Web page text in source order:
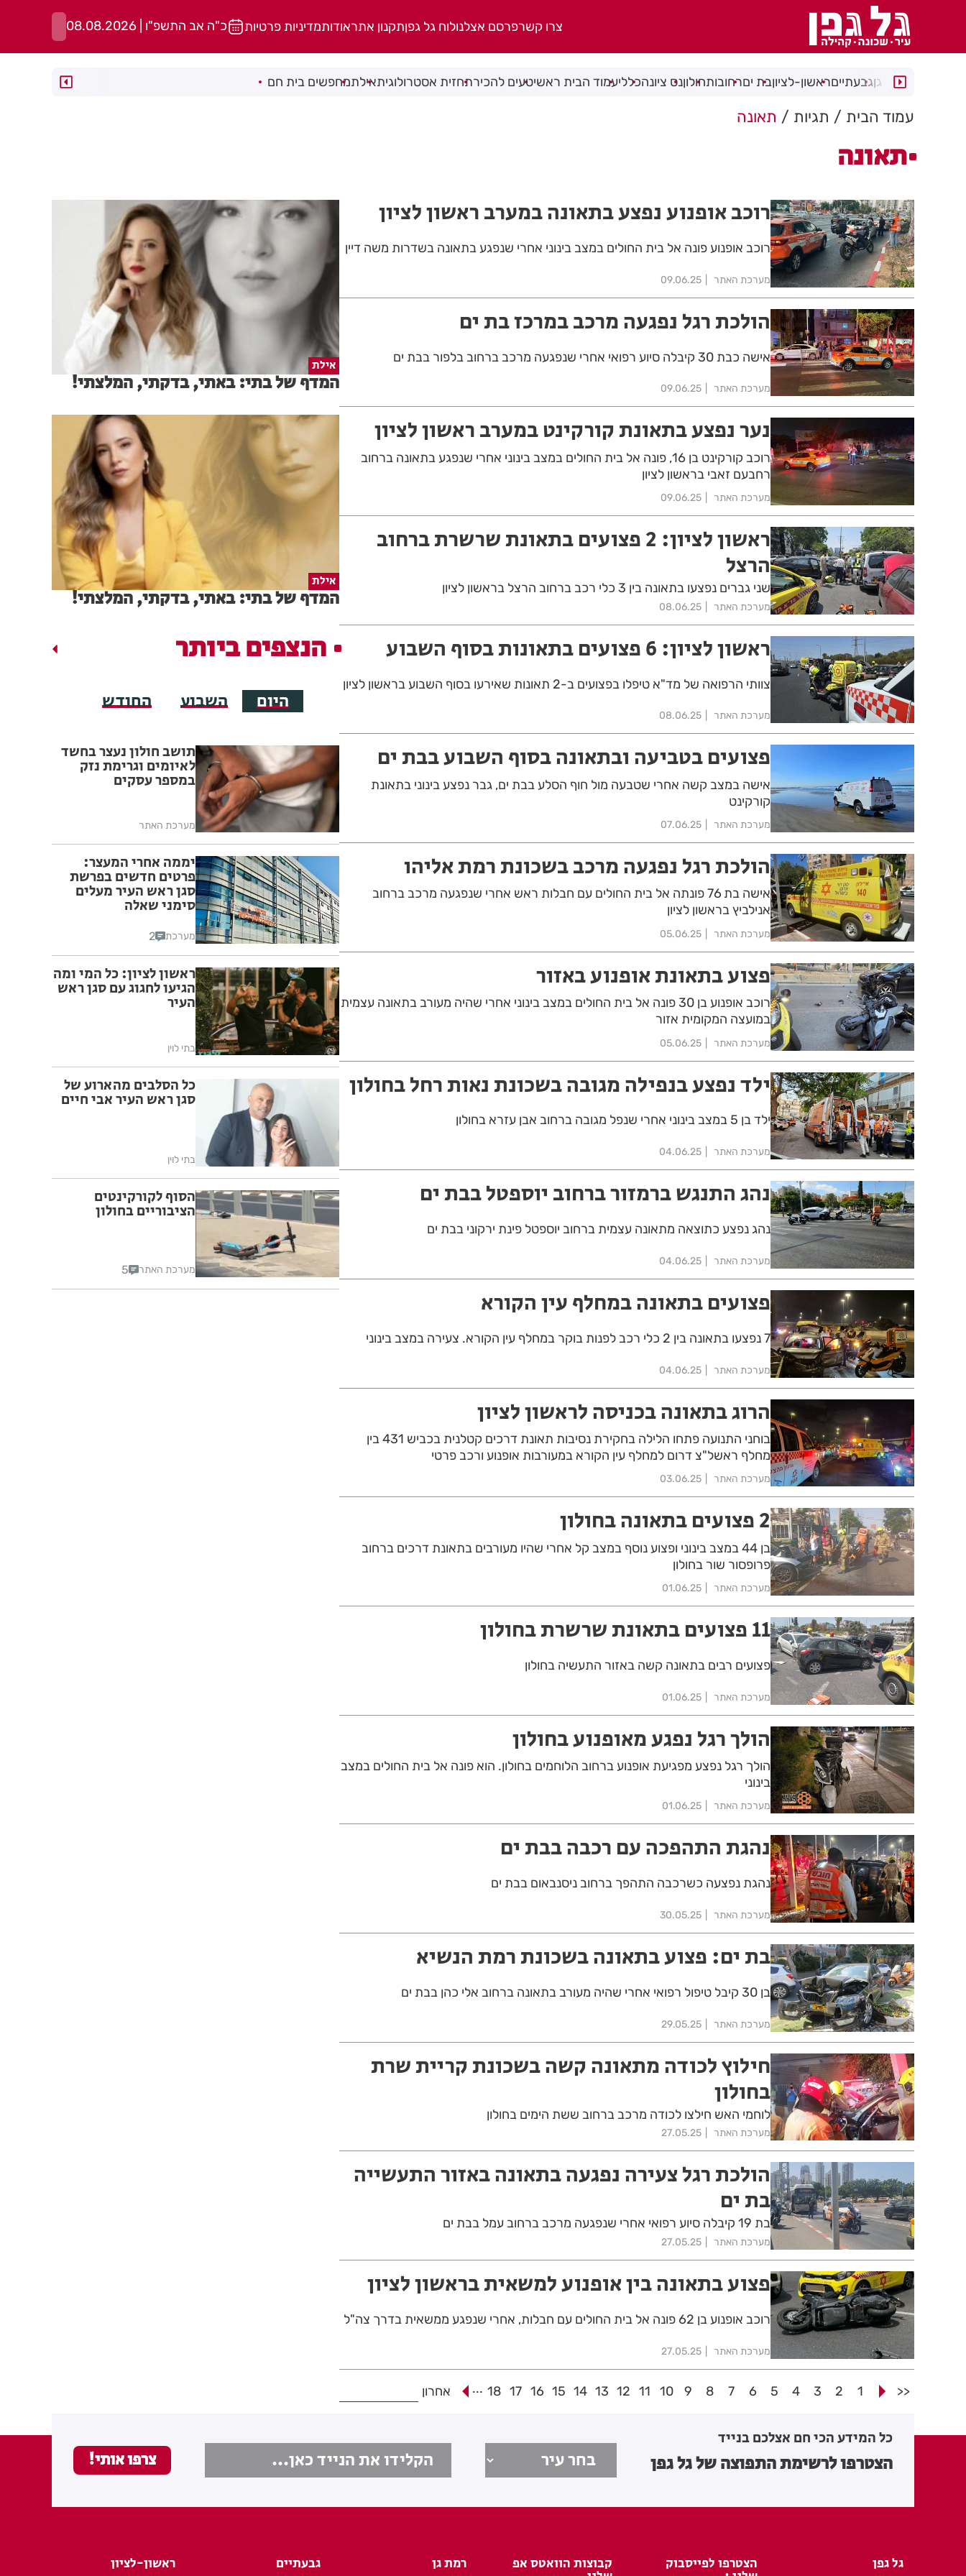
צרו קשרפרסם אצלנולוח גל גפןתקנון אתראודותמדיניות פרטיות כ"ה אב התשפ"ו | 08.08.2026
רמת גןגבעתייםראשון-לציוןבת יםרחובותחולוןנס ציונהכלליעמוד הבית ראשיטעים להכירתחזית אסטרולוגיתאילתמחפשים בית חם
עמוד הבית תגיות תאונה
תאונה
רוכב אופנוע נפצע בתאונה במערב ראשון לציון
רוכב אופנוע פונה אל בית החולים במצב בינוני אחרי שנפגע בתאונה בשדרות משה דיין
מערכת האתר 09.06.25
הולכת רגל נפגעה מרכב במרכז בת ים
אישה כבת 30 קיבלה סיוע רפואי אחרי שנפגעה מרכב ברחוב בלפור בבת ים
מערכת האתר 09.06.25
נער נפצע בתאונת קורקינט במערב ראשון לציון
רוכב קורקינט בן 16, פונה אל בית החולים במצב בינוני אחרי שנפגע בתאונה ברחוב
רחבעם זאבי בראשון לציון
מערכת האתר 09.06.25
ראשון לציון: 2 פצועים בתאונת שרשרת ברחוב
הרצל
שני גברים נפצעו בתאונה בין 3 כלי רכב ברחוב הרצל בראשון לציון
מערכת האתר 08.06.25
ראשון לציון: 6 פצועים בתאונות בסוף השבוע
צוותי הרפואה של מד"א טיפלו בפצועים ב-2 תאונות שאירעו בסוף השבוע בראשון לציון
מערכת האתר 08.06.25
פצועים בטביעה ובתאונה בסוף השבוע בבת ים
אישה במצב קשה אחרי שטבעה מול חוף הסלע בבת ים, גבר נפצע בינוני בתאונת
קורקינט
מערכת האתר 07.06.25
הולכת רגל נפגעה מרכב בשכונת רמת אליהו
אישה בת 76 פונתה אל בית החולים עם חבלות ראש אחרי שנפגעה מרכב ברחוב
אנילביץ בראשון לציון
מערכת האתר 05.06.25
פצוע בתאונת אופנוע באזור
רוכב אופנוע בן 30 פונה אל בית החולים במצב בינוני אחרי שהיה מעורב בתאונה עצמית
במועצה המקומית אזור
מערכת האתר 05.06.25
ילד נפצע בנפילה מגובה בשכונת נאות רחל בחולון
ילד בן 5 במצב בינוני אחרי שנפל מגובה ברחוב אבן עזרא בחולון
מערכת האתר 04.06.25
נהג התנגש ברמזור ברחוב יוספטל בבת ים
נהג נפצע כתוצאה מתאונה עצמית ברחוב יוספטל פינת ירקוני בבת ים
מערכת האתר 04.06.25
פצועים בתאונה במחלף עין הקורא
7 נפצעו בתאונה בין 2 כלי רכב לפנות בוקר במחלף עין הקורא. צעירה במצב בינוני
מערכת האתר 04.06.25
הרוג בתאונה בכניסה לראשון לציון
בוחני התנועה פתחו הלילה בחקירת נסיבות תאונת דרכים קטלנית בכביש 431 בין
מחלף ראשל"צ דרום למחלף עין הקורא במעורבות אופנוע ורכב פרטי
מערכת האתר 03.06.25
2 פצועים בתאונה בחולון
בן 44 במצב בינוני ופצוע נוסף במצב קל אחרי שהיו מעורבים בתאונת דרכים ברחוב
פרופסור שור בחולון
מערכת האתר 01.06.25
11 פצועים בתאונת שרשרת בחולון
פצועים רבים בתאונה קשה באזור התעשיה בחולון
מערכת האתר 01.06.25
הולך רגל נפגע מאופנוע בחולון
הולך רגל נפצע מפגיעת אופנוע ברחוב הלוחמים בחולון. הוא פונה אל בית החולים במצב
בינוני
מערכת האתר 01.06.25
נהגת התהפכה עם רכבה בבת ים
נהגת נפצעה כשרכבה התהפך ברחוב ניסנבאום בבת ים
מערכת האתר 30.05.25
בת ים: פצוע בתאונה בשכונת רמת הנשיא
בן 30 קיבל טיפול רפואי אחרי שהיה מעורב בתאונה ברחוב אלי כהן בבת ים
מערכת האתר 29.05.25
חילוץ לכודה מתאונה קשה בשכונת קריית שרת
בחולון
לוחמי האש חילצו לכודה מרכב ברחוב ששת הימים בחולון
מערכת האתר 27.05.25
הולכת רגל צעירה נפגעה בתאונה באזור התעשייה
בת ים
בת 19 קיבלה סיוע רפואי אחרי שנפגעה מרכב ברחוב עמל בבת ים
מערכת האתר 27.05.25
פצוע בתאונה בין אופנוע למשאית בראשון לציון
רוכב אופנוע בן 62 פונה אל בית החולים עם חבלות, אחרי שנפגע ממשאית בדרך צה"ל
מערכת האתר 27.05.25
<<
1
2
3
4
5
6
7
8
9
10
11
12
13
14
15
16
17
18
... אחרון
אילת
המדף של בתי: באתי, בדקתי, המלצתי!
אילת
המדף של בתי: באתי, בדקתי, המלצתי!
הנצפים ביותר
היום השבוע החודש
תושב חולון נעצר בחשד
לאיומים וגרימת נזק
במספר עסקים
מערכת האתר
יממה אחרי המעצר:
פרטים חדשים בפרשת
סגן ראש העיר מעלים
סימני שאלה
מערכת 2
ראשון לציון: כל המי ומה
הגיעו לחגוג עם סגן ראש
העיר
בתי לוין
כל הסלבים מהארוע של
סגן ראש העיר אבי חיים
בתי לוין
הסוף לקורקינטים
הציבוריים בחולון
מערכת האתר 5
כל המידע הכי חם אצלכם בנייד
הצטרפו לרשימת התפוצה של גל גפן
גל גפן הצטרפו לפייסבוק קבוצות הוואטס אפ רמת גן גבעתיים ראשון-לציון